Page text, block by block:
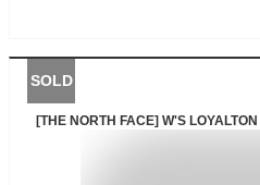
SOLD